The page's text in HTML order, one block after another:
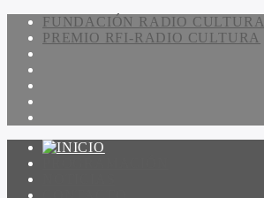
FUNDACIÓN RADIO CULTURA
PREMIO RFI-RADIO CULTURA